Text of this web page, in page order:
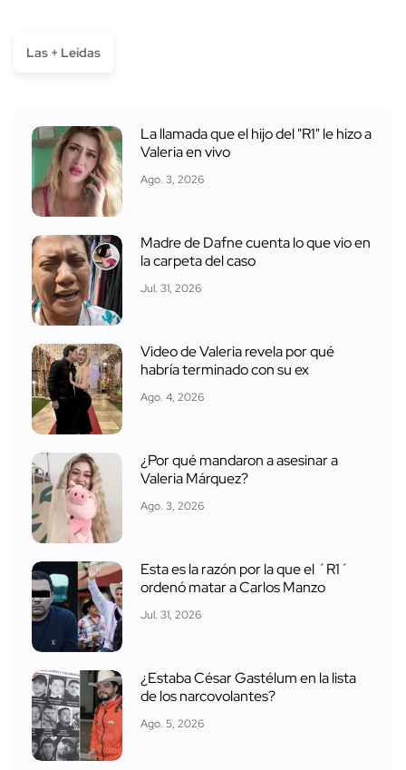
Las + Leídas
La llamada que el hijo del "R1" le hizo a
Valeria en vivo
Ago. 3, 2026
Madre de Dafne cuenta lo que vio en
la carpeta del caso
Jul. 31, 2026
Video de Valeria revela por qué
habría terminado con su ex
Ago. 4, 2026
¿Por qué mandaron a asesinar a
Valeria Márquez?
Ago. 3, 2026
Esta es la razón por la que el ´R1´
ordenó matar a Carlos Manzo
Jul. 31, 2026
¿Estaba César Gastélum en la lista
de los narcovolantes?
Ago. 5, 2026